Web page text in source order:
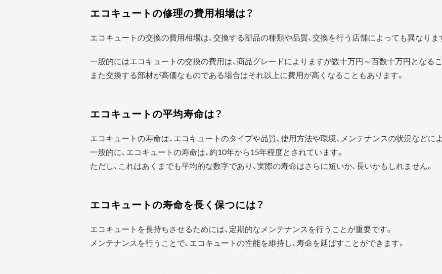
エコキュートの修理の費用相場は？
エコキュートの交換の費用相場は、交換する部品の種類や品質、交換を行う店舗によっても異なりま
一般的にはエコキュートの交換の費用は、商品グレードによりますが数十万円～百数十万円となるこ
また交換する部材が高価なものである場合はそれ以上に費用が高くなることもあります。
エコキュートの平均寿命は？
エコキュートの寿命は、エコキュートのタイプや品質、使用方法や環境、メンテナンスの状況などに
一般的に、エコキュートの寿命は、約10年から15年程度とされています。
ただし、これはあくまでも平均的な数字であり、実際の寿命はさらに短いか、長いかもしれません。
エコキュートの寿命を長く保つには？
エコキュートを長持ちさせるためには、定期的なメンテナンスを行うことが重要です。
メンテナンスを行うことで、エコキュートの性能を維持し、寿命を延ばすことができます。